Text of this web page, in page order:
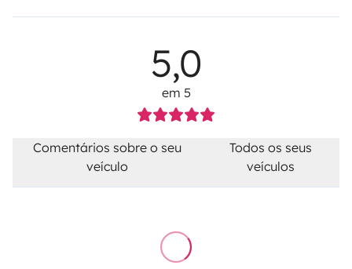
5,0
em 5
Comentários sobre o seu
veículo
Todos os seus
veículos